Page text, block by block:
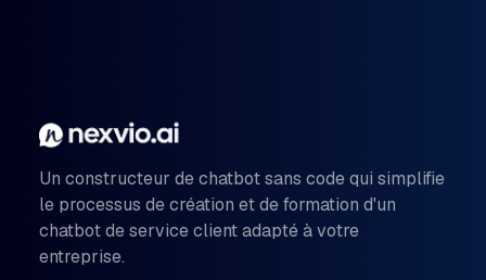
Un constructeur de chatbot sans code qui simplifie
le processus de création et de formation d'un
chatbot de service client adapté à votre
entreprise.